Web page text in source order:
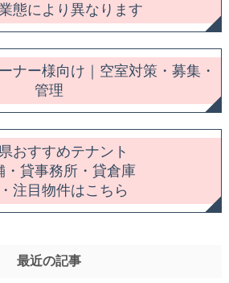
態により異なります
ナー様向け｜空室対策・募集・
管理
おすすめテナント
・貸事務所・貸倉庫
注目物件はこちら
最近の記事